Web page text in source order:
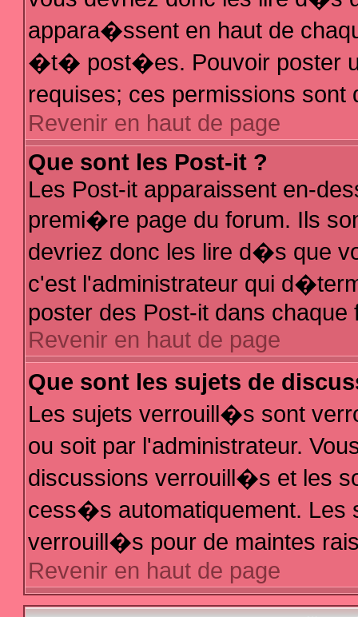
appara�ssent en haut de
�t� post�es. Pouvoir poster
requises; ces permissions
Revenir en haut de page
Que sont les Post-it ?
Les Post-it apparaissent en-
premi�re page du forum. Ils
devriez donc les lire d�s que
c'est l'administrateur qui
poster des Post-it dans chaque
Revenir en haut de page
Que sont les sujets de
Les sujets verrouill�s sont
ou soit par l'administrateur.
discussions verrouill�s et les
cess�s automatiquement.
verrouill�s pour de maintes
Revenir en haut de page